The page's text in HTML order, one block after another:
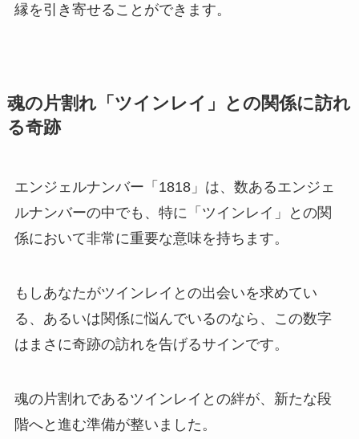
縁を引き寄せることができます。
魂の片割れ「ツインレイ」との関係に訪れ
る奇跡
エンジェルナンバー「1818」は、数あるエンジェ
ルナンバーの中でも、特に「ツインレイ」との関
係において非常に重要な意味を持ちます。
もしあなたがツインレイとの出会いを求めてい
る、あるいは関係に悩んでいるのなら、この数字
はまさに奇跡の訪れを告げるサインです。
魂の片割れであるツインレイとの絆が、新たな段
階へと進む準備が整いました。